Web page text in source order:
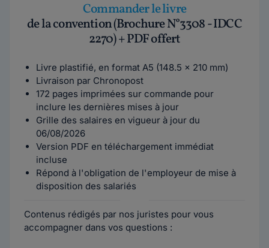
Commander le livre
de la convention (Brochure N°3308 - IDCC
2270) + PDF offert
Livre plastifié, en format A5 (148.5 x 210 mm)
Livraison par Chronopost
172 pages imprimées sur commande pour
inclure les dernières mises à jour
Grille des salaires en vigueur à jour du
06/08/2026
Version PDF en téléchargement immédiat
incluse
Répond à l'obligation de l'employeur de mise à
disposition des salariés
Contenus rédigés par nos juristes pour vous
accompagner dans vos questions :